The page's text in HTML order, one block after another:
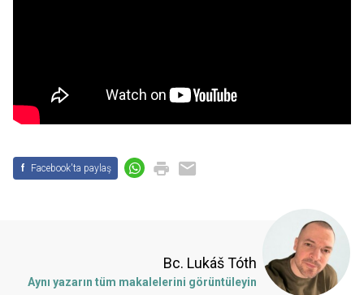
f Facebook'ta paylaş
Bc. Lukáš Tóth
Aynı yazarın tüm makalelerini görüntüleyin